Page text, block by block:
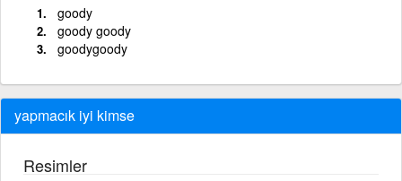
goody
goody goody
goodygoody
yapmacık iyi kimse
Resimler